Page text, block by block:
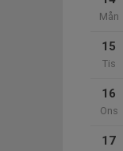
Mån
15
Tis
16
Ons
17